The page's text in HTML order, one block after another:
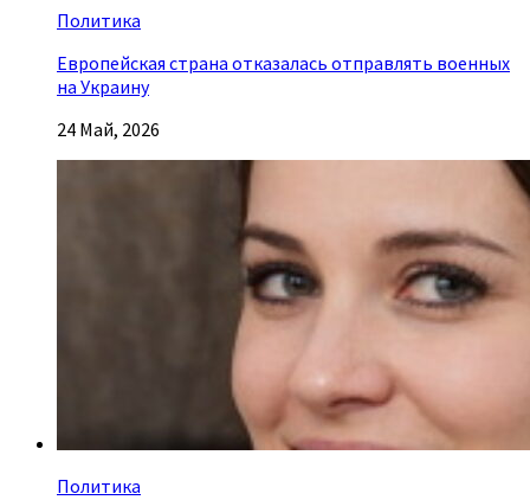
Политика
Европейская страна отказалась отправлять военных
на Украину
24 Май, 2026
Политика